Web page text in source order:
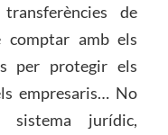
de
amb els
per protegir els
empresaris… No
jurídic,